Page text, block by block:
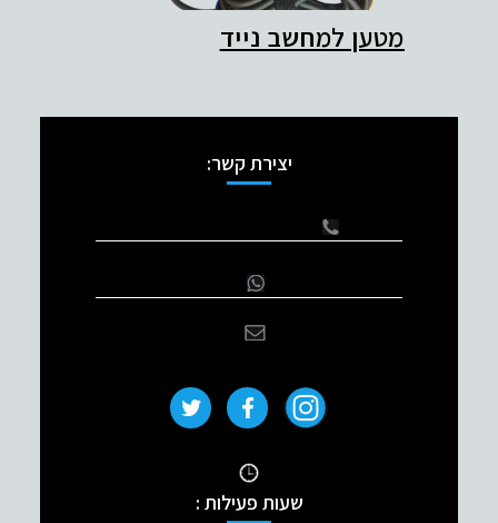
מטען למחשב נייד
יצירת קשר:
שעות פעילות :